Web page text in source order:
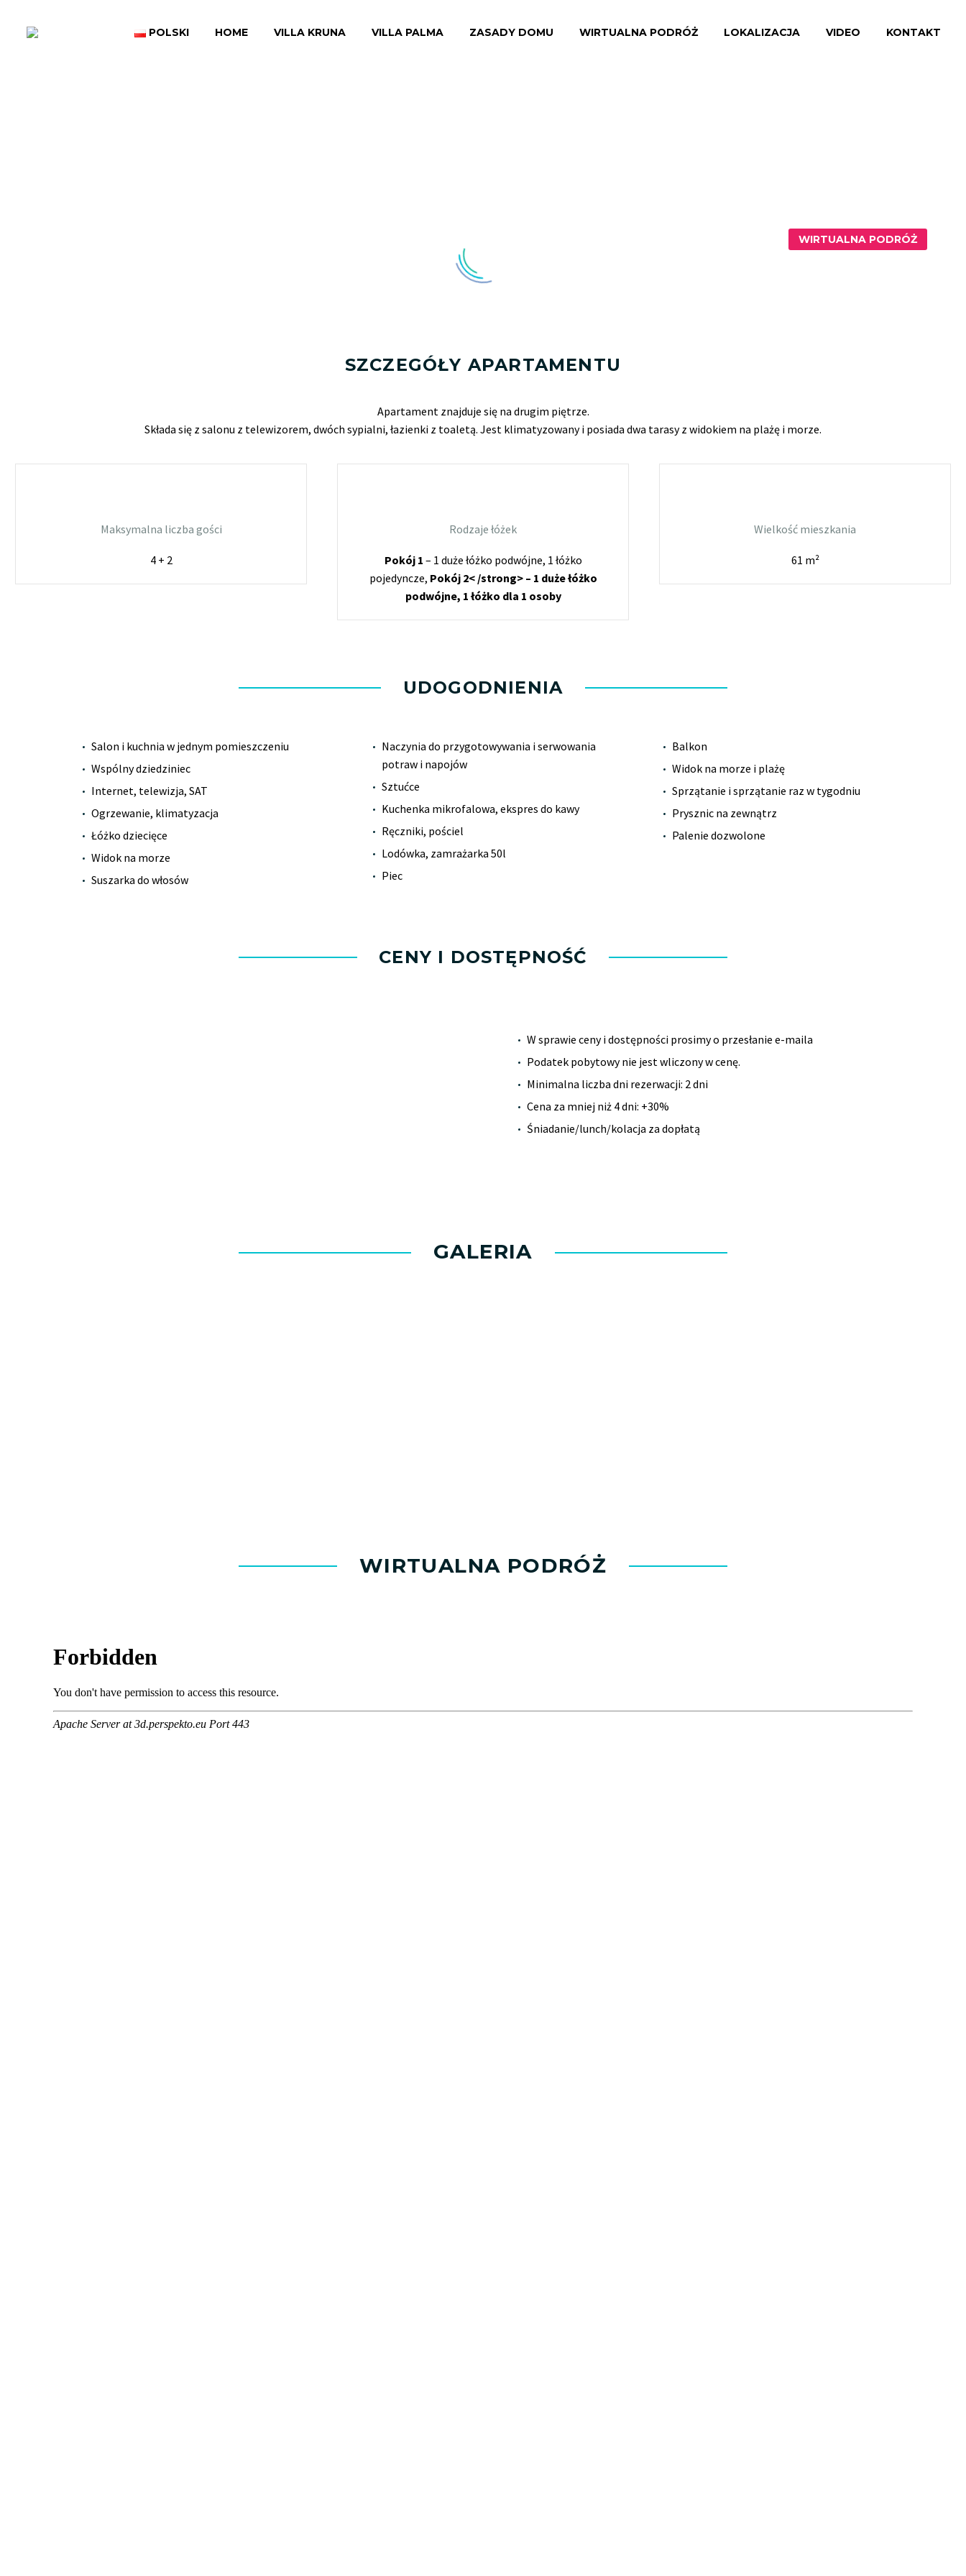
POLSKI HOME VILLA KRUNA VILLA PALMA ZASADY DOMU WIRTUALNA PODRÓŻ LOKALIZACJA VIDEO KONTAKT
WIRTUALNA PODRÓŻ
SZCZEGÓŁY APARTAMENTU
Apartament znajduje się na drugim piętrze.
Składa się z salonu z telewizorem, dwóch sypialni, łazienki z toaletą. Jest klimatyzowany i posiada dwa tarasy z widokiem na plażę i morze.
Maksymalna liczba gości
4 + 2
Rodzaje łóżek
Pokój 1 – 1 duże łóżko podwójne, 1 łóżko
pojedyncze, Pokój 2< /strong> – 1 duże łóżko
podwójne, 1 łóżko dla 1 osoby
Wielkość mieszkania
61 m²
UDOGODNIENIA
Salon i kuchnia w jednym pomieszczeniu
Wspólny dziedziniec
Internet, telewizja, SAT
Ogrzewanie, klimatyzacja
Łóżko dziecięce
Widok na morze
Suszarka do włosów
Naczynia do przygotowywania i serwowania
potraw i napojów
Sztućce
Kuchenka mikrofalowa, ekspres do kawy
Ręczniki, pościel
Lodówka, zamrażarka 50l
Piec
Balkon
Widok na morze i plażę
Sprzątanie i sprzątanie raz w tygodniu
Prysznic na zewnątrz
Palenie dozwolone
CENY I DOSTĘPNOŚĆ
W sprawie ceny i dostępności prosimy o przesłanie e-maila
Podatek pobytowy nie jest wliczony w cenę.
Minimalna liczba dni rezerwacji: 2 dni
Cena za mniej niż 4 dni: +30%
Śniadanie/lunch/kolacja za dopłatą
GALERIA
WIRTUALNA PODRÓŻ